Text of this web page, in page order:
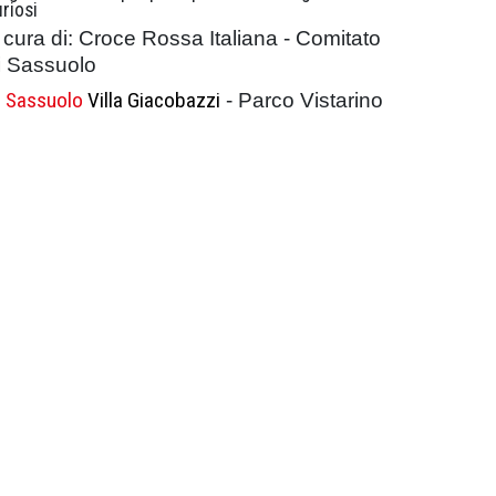
cura di: Croce Rossa Italiana - Comitato
Sassuolo
Sassuolo Villa Giacobazzi - Parco Vistarino